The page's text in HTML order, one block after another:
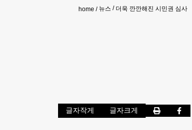
home 뉴스 더욱 깐깐해진 시민권 심사
글자작게 글자크게